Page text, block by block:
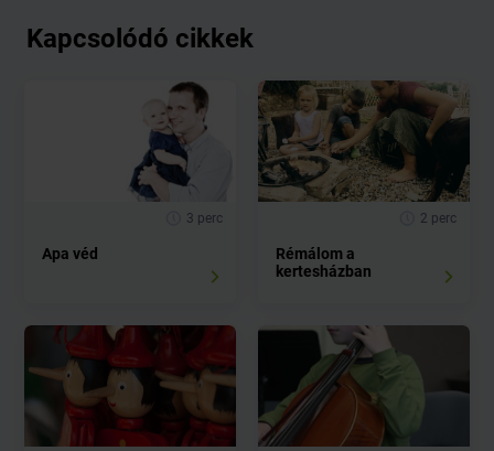
Kapcsolódó cikkek
3 perc
Apa véd
2 perc
Rémálom a
kertesházban